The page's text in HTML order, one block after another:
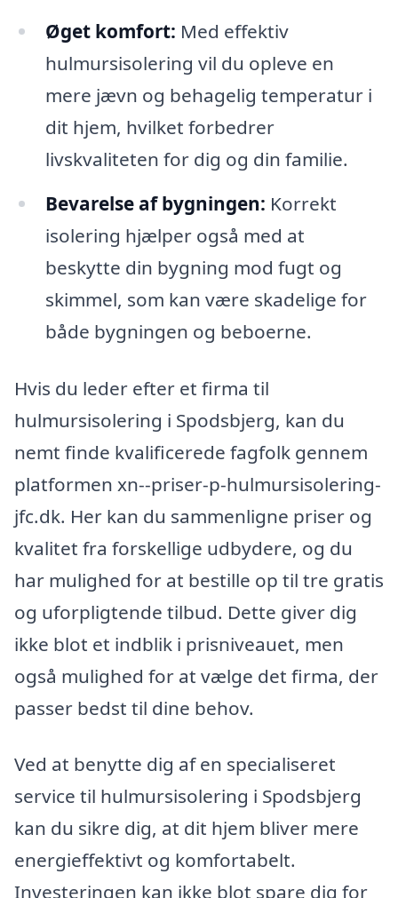
Øget komfort: Med effektiv
hulmursisolering vil du opleve en
mere jævn og behagelig temperatur i
dit hjem, hvilket forbedrer
livskvaliteten for dig og din familie.
Bevarelse af bygningen: Korrekt
isolering hjælper også med at
beskytte din bygning mod fugt og
skimmel, som kan være skadelige for
både bygningen og beboerne.
Hvis du leder efter et firma til
hulmursisolering i Spodsbjerg, kan du
nemt finde kvalificerede fagfolk gennem
platformen xn--priser-p-hulmursisolering-
jfc.dk. Her kan du sammenligne priser og
kvalitet fra forskellige udbydere, og du
har mulighed for at bestille op til tre gratis
og uforpligtende tilbud. Dette giver dig
ikke blot et indblik i prisniveauet, men
også mulighed for at vælge det firma, der
passer bedst til dine behov.
Ved at benytte dig af en specialiseret
service til hulmursisolering i Spodsbjerg
kan du sikre dig, at dit hjem bliver mere
energieffektivt og komfortabelt.
Investeringen kan ikke blot spare dig for